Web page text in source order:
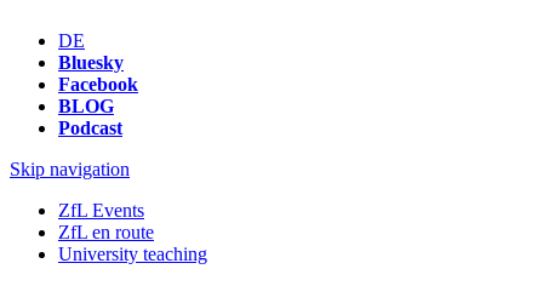
DE
Bluesky
Facebook
BLOG
Podcast
Skip navigation
ZfL Events
ZfL en route
University teaching